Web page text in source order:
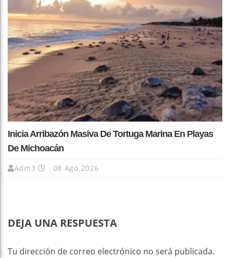
Inicia Arribazón Masiva De Tortuga Marina En Playas
De Michoacán
Adm3 08 Ago 2026
DEJA UNA RESPUESTA
Tu dirección de correo electrónico no será publicada.